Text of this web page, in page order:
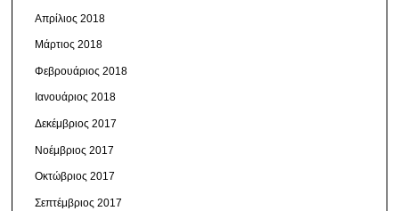
Απρίλιος 2018
Μάρτιος 2018
Φεβρουάριος 2018
Ιανουάριος 2018
Δεκέμβριος 2017
Νοέμβριος 2017
Οκτώβριος 2017
Σεπτέμβριος 2017